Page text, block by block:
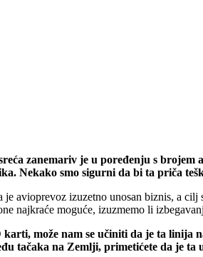
zanemariv je u poređenju s brojem
Nekako smo sigurni da bi ta priča
avioprevoz izuzetno unosan biznis, a
najkraće moguće, izuzmemo li
može nam se učiniti da je ta
tačaka na Zemlji, primetićete da je ta